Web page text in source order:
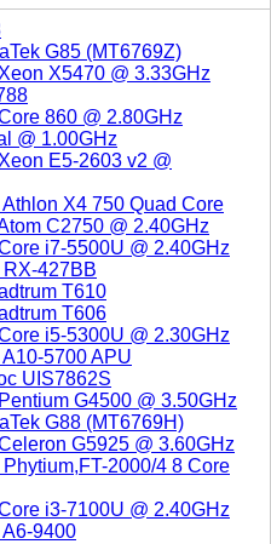
G85 (MT6769Z)
X5470 @ 3.33GHz
860 @ 2.80GHz
@ 1.00GHz
E5-2603 v2 @
X4 750 Quad Core
C2750 @ 2.40GHz
i7-5500U @ 2.40GHz
427BB
T610
T606
i5-5300U @ 2.30GHz
5700 APU
UIS7862S
G4500 @ 3.50GHz
G88 (MT6769H)
G5925 @ 3.60GHz
2000/4 8 Core
i3-7100U @ 2.40GHz
9400